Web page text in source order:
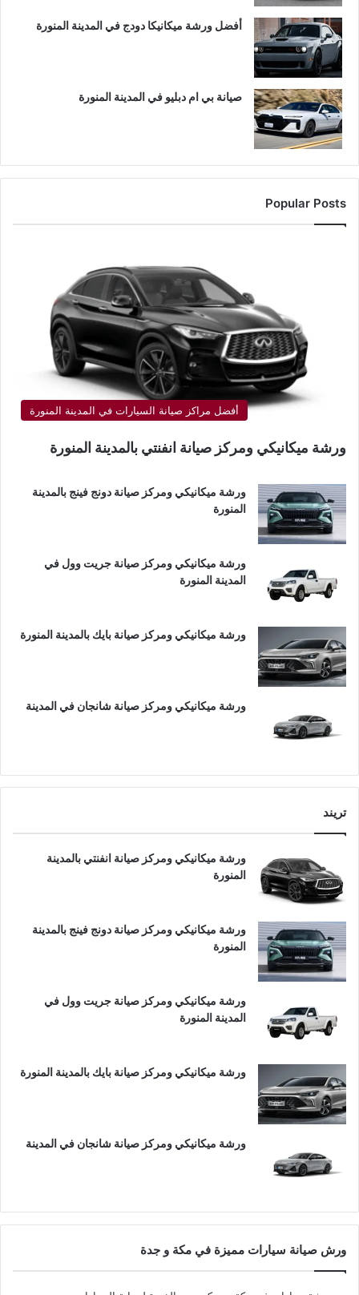
أفضل ورشة ميكانيكا دودج في المدينة المنورة
صيانة بي ام دبليو في المدينة المنورة
Popular Posts
أفضل مراكز صيانة السيارات في المدينة المنورة
ورشة ميكانيكي ومركز صيانة انفنتي بالمدينة المنورة
ورشة ميكانيكي ومركز صيانة دونج فينج بالمدينة
المنورة
ورشة ميكانيكي ومركز صيانة جريت وول في
المدينة المنورة
ورشة ميكانيكي ومركز صيانة بايك بالمدينة المنورة
ورشة ميكانيكي ومركز صيانة شانجان في المدينة
تريند
ورشة ميكانيكي ومركز صيانة انفنتي بالمدينة
المنورة
ورشة ميكانيكي ومركز صيانة دونج فينج بالمدينة
المنورة
ورشة ميكانيكي ومركز صيانة جريت وول في
المدينة المنورة
ورشة ميكانيكي ومركز صيانة بايك بالمدينة المنورة
ورشة ميكانيكي ومركز صيانة شانجان في المدينة
ورش صيانة سيارات مميزة في مكة و جدة